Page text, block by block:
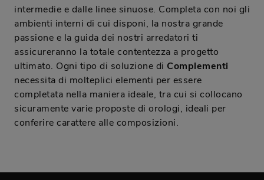
intermedie e dalle linee sinuose. Completa con noi gli
ambienti interni di cui disponi, la nostra grande
passione e la guida dei nostri arredatori ti
assicureranno la totale contentezza a progetto
ultimato. Ogni tipo di soluzione di Complementi
necessita di molteplici elementi per essere
completata nella maniera ideale, tra cui si collocano
sicuramente varie proposte di orologi, ideali per
conferire carattere alle composizioni.